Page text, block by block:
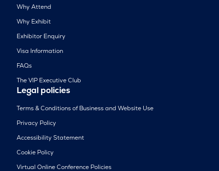
Why Attend
Why Exhibit
Exhibitor Enquiry
Visa Information
FAQs
The VIP Executive Club
Legal policies
Terms & Conditions of Business and Website Use
Privacy Policy
Accessibility Statement
Cookie Policy
Virtual Online Conference Policies